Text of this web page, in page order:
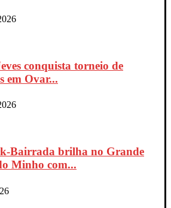
conquista torneio de
em Ovar...
Bairrada brilha no Grande
Minho com...